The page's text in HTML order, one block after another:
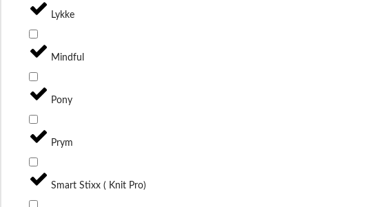
Lykke
Mindful
Pony
Prym
Smart Stixx ( Knit Pro)